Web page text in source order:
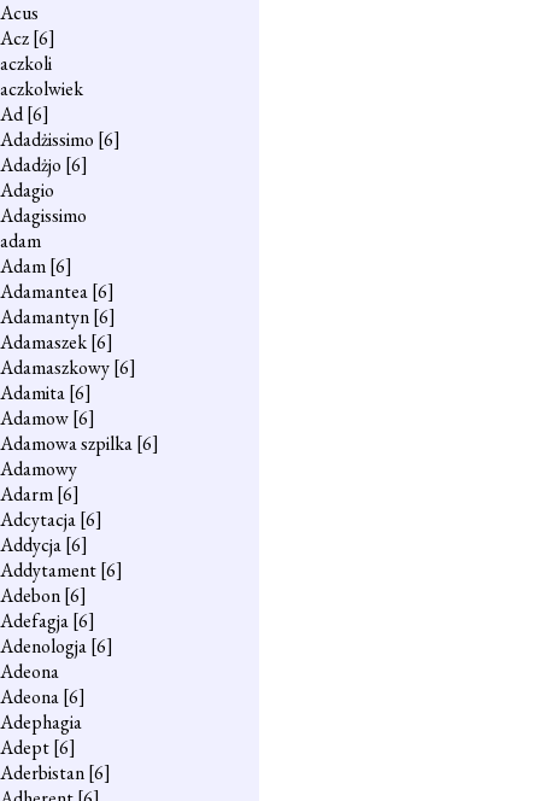
Acus
Acz[6]
aczkoli
aczkolwiek
Ad[6]
Adadżissimo [6]
Adadżjo [6]
Adagio
Adagissimo
adam
Adam[6]
Adamantea[6]
Adamantyn[6]
Adamaszek[6]
Adamaszkowy[6]
Adamita[6]
Adamow[6]
Adamowa szpilka[6]
Adamowy
Adarm[6]
Adcytacja[6]
Addycja[6]
Addytament[6]
Adebon[6]
Adefagja[6]
Adenologja[6]
Adeona
Adeona[6]
Adephagia
Adept[6]
Aderbistan[6]